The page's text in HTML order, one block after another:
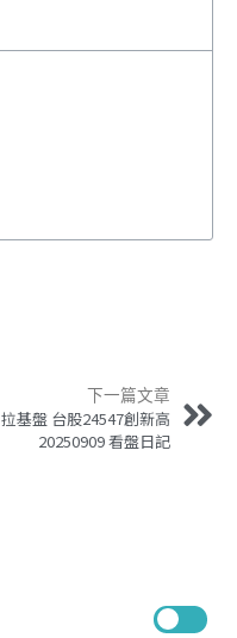
下一篇文章
拉基盤 台股24547創新高
20250909 看盤日記